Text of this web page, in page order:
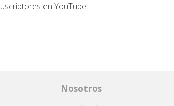
en YouTube.
Nosotros